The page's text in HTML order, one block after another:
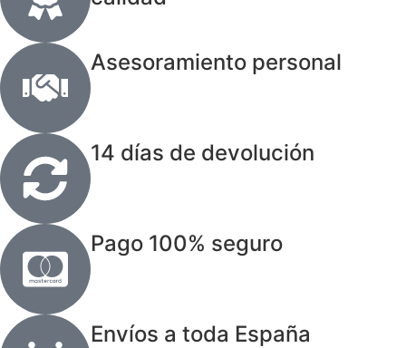
Asesoramiento personal
14 días de devolución
Pago 100% seguro
Envíos a toda España